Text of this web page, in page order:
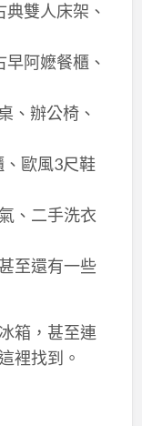
雙人床架、
阿嬷餐櫃、
、辦公椅、
歐風3尺鞋
、二手洗衣
至還有一些
箱，甚至連
裡找到。